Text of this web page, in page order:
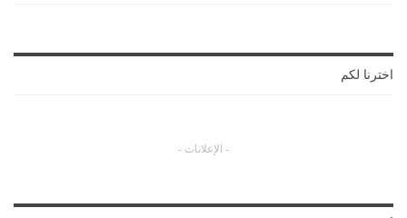
اخترنا لكم
- الإعلانات -